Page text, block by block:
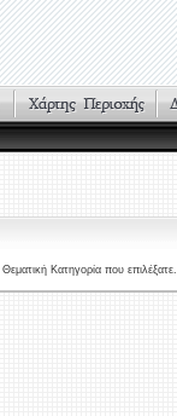
Κατηγορία που επιλέξατε.